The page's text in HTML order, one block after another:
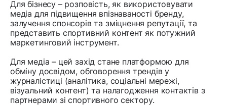
Для бізнесу – розповість, як використовувати
медіа для підвищення впізнаваності бренду,
залучення спонсорів та зміцнення репутації, та
представить спортивний контент як потужний
маркетинговий інструмент.
Для медіа – цей захід стане платформою для
обміну досвідом, обговорення трендів у
журналістиці (аналітика, соціальні мережі,
візуальний контент) та налагодження контактів з
партнерами зі спортивного сектору.